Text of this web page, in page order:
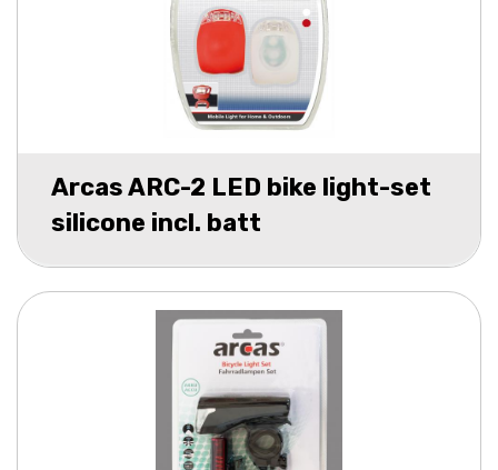
Arcas ARC-2 LED bike light-set
silicone incl. batt